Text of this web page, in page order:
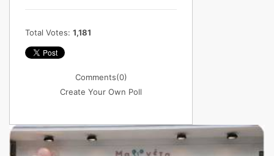
Total Votes: 1,181
Comments(0)
Create Your Own Poll